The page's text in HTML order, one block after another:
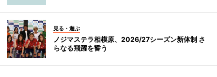
見る・遊ぶ
ノジマステラ相模原、2026/27シーズン新体制 さ
らなる飛躍を誓う